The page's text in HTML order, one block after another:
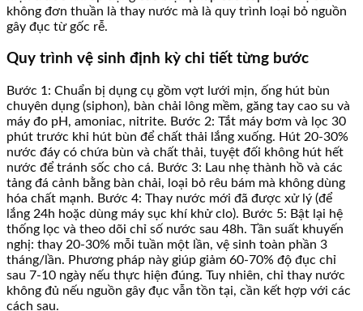
không đơn thuần là thay nước mà là quy trình loại bỏ nguồn
gây đục từ gốc rễ.
Quy trình vệ sinh định kỳ chi tiết từng bước
Bước 1: Chuẩn bị dụng cụ gồm vợt lưới mịn, ống hút bùn
chuyên dụng (siphon), bàn chải lông mềm, găng tay cao su và
máy đo pH, amoniac, nitrite. Bước 2: Tắt máy bơm và lọc 30
phút trước khi hút bùn để chất thải lắng xuống. Hút 20-30%
nước đáy có chứa bùn và chất thải, tuyệt đối không hút hết
nước để tránh sốc cho cá. Bước 3: Lau nhẹ thành hồ và các
tảng đá cảnh bằng bàn chải, loại bỏ rêu bám mà không dùng
hóa chất mạnh. Bước 4: Thay nước mới đã được xử lý (để
lắng 24h hoặc dùng máy sục khí khử clo). Bước 5: Bật lại hệ
thống lọc và theo dõi chỉ số nước sau 48h. Tần suất khuyến
nghị: thay 20-30% mỗi tuần một lần, vệ sinh toàn phần 3
tháng/lần. Phương pháp này giúp giảm 60-70% độ đục chỉ
sau 7-10 ngày nếu thực hiện đúng. Tuy nhiên, chỉ thay nước
không đủ nếu nguồn gây đục vẫn tồn tại, cần kết hợp với các
cách sau.